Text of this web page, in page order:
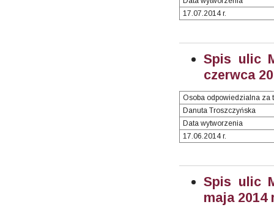
17.07.2014 r.
Spis ulic
czerwca
Osoba odpowiedzialna za
Danuta Troszczyńska
Data wytworzenia
17.06.2014 r.
Spis ulic
maja 2014